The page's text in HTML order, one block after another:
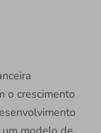
o crescimento